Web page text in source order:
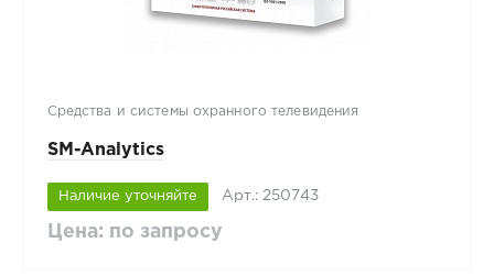
Средства и системы охранного телевидения
SM-Analytics
Наличие уточняйте Арт.: 250743
Цена: по запросу